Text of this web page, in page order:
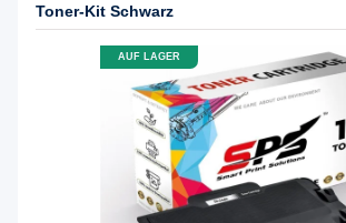
Toner-Kit Schwarz
AUF LAGER